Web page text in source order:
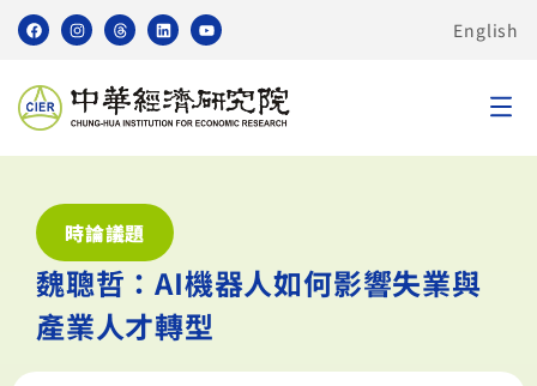
English
時論議題
魏聰哲：AI機器人如何影響失業與
產業人才轉型